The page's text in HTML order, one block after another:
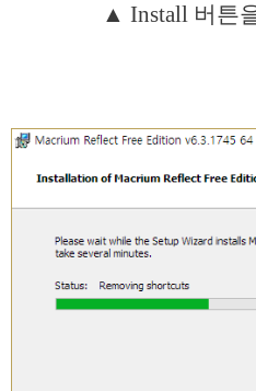
▲ Install 버튼